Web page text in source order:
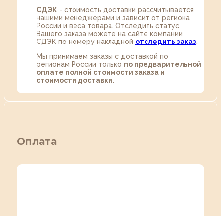
СДЭК - стоимость доставки рассчитывается
нашими менеджерами и зависит от региона
России и веса товара. Отследить статус
Вашего заказа можете на сайте компании
СДЭК по номеру накладной отследить заказ
Мы принимаем заказы с доставкой по
регионам России только по предварительной
оплате полной стоимости заказа и
стоимости доставки.
Оплата